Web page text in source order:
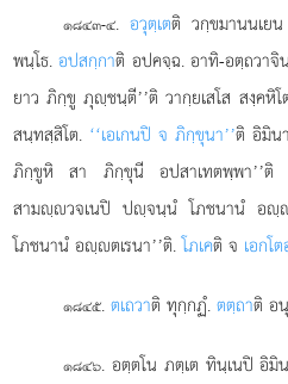
๑๘๔๓-๔.อวุตฺเตติ วกฺขมานนเย
พนฺโธ.อปสกฺกาติ อปคจฺฉ. อาทิ-อตฺถวา
ยาว ภิกฺขู ภุฺชนฺตี’’ติ วากฺยเสโส สงฺคหิ
สนฺทสฺสิโต. ‘‘เอเกนปิ จ ภิกฺขุนา’’ติ อิมิน
ภิกฺขูหิ สา ภิกฺขุนี อปสาเทตพฺพา’’ติ
สามฺวจเนปิ ปฺจนฺนํ โภชนานํ อฺ
โภชนานํ อฺตเรนา’’ติ.โภเคติ จ เอกโ
๑๘๔๕.ตเถวาติทุกฺกฏํ.ตตฺถาติ อ
๑๘๔๖. อตฺตโน ภตฺเต ทินฺเนปิ อิ